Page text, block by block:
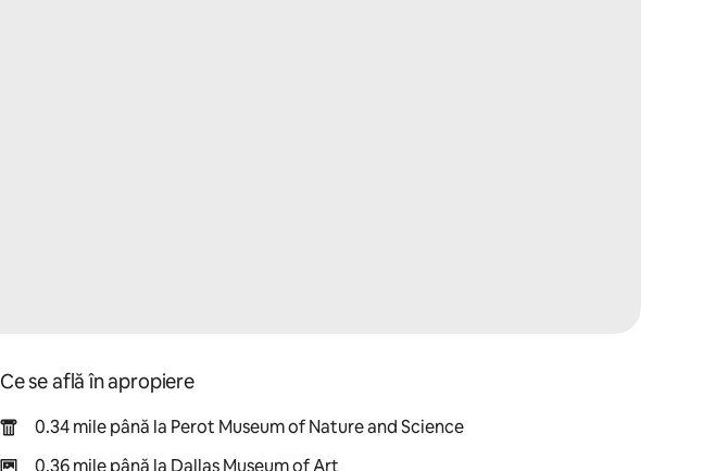
Ce se află în apropiere
0.34 mile până la Perot Museum of Nature and Science
0.36 mile până la Dallas Museum of Art